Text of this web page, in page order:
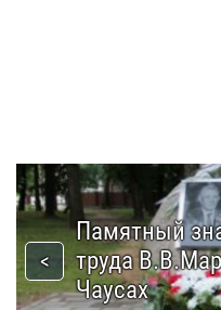
Памятный
труда
Чаусах